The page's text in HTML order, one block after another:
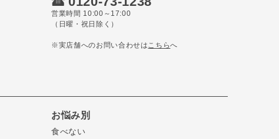
営業時間 10:00～17:00
（日曜・祝日除く）
※実店舗へのお問い合わせはこちらへ
お悩み別
食べない